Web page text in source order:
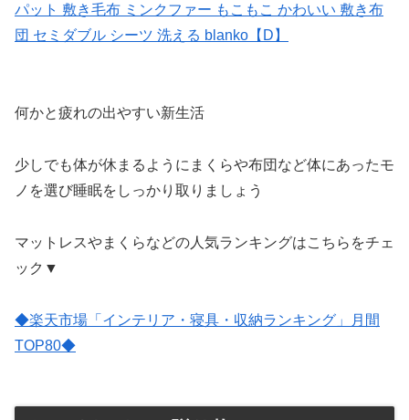
パット 敷き毛布 ミンクファー もこもこ かわいい 敷き布
団 セミダブル シーツ 洗える blanko【D】
何かと疲れの出やすい新生活
少しでも体が休まるようにまくらや布団など体にあったモ
ノを選び睡眠をしっかり取りましょう
マットレスやまくらなどの人気ランキングはこちらをチェ
ック▼
◆楽天市場「インテリア・寝具・収納ランキング」月間
TOP80◆